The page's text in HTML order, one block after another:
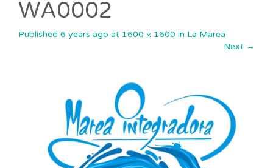
WA0002
Published 6 years ago at 1600 × 1600 in La Marea
Next →